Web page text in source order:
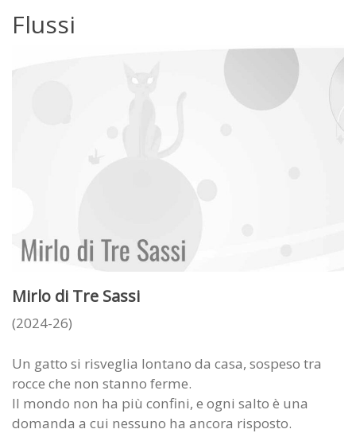
Flussi
Mirlo di Tre Sassi
(2024-26)
Un gatto si risveglia lontano da casa, sospeso tra
rocce che non stanno ferme.
Il mondo non ha più confini, e ogni salto è una
domanda a cui nessuno ha ancora risposto.